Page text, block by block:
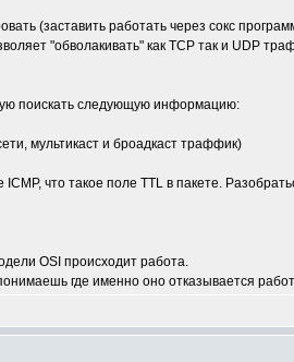
(заставить работать через сокс
"обволакивать" как ТСР так и UDP
поискать следующую информацию:
мультикаст и броадкаст траффик)
что такое поле TTL в пакете.
OSI происходит работа.
где именно оно отказывается